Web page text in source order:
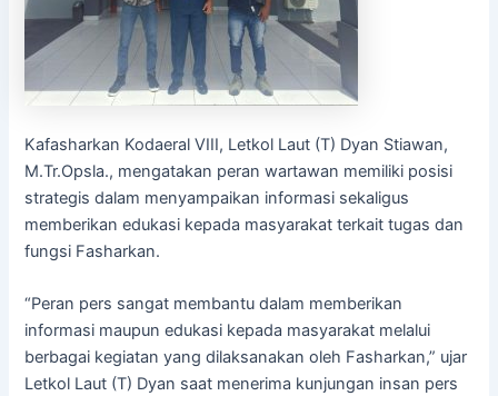
Kafasharkan Kodaeral VIII, Letkol Laut (T) Dyan Stiawan,
M.Tr.Opsla., mengatakan peran wartawan memiliki posisi
strategis dalam menyampaikan informasi sekaligus
memberikan edukasi kepada masyarakat terkait tugas dan
fungsi Fasharkan.
“Peran pers sangat membantu dalam memberikan
informasi maupun edukasi kepada masyarakat melalui
berbagai kegiatan yang dilaksanakan oleh Fasharkan,” ujar
Letkol Laut (T) Dyan saat menerima kunjungan insan pers